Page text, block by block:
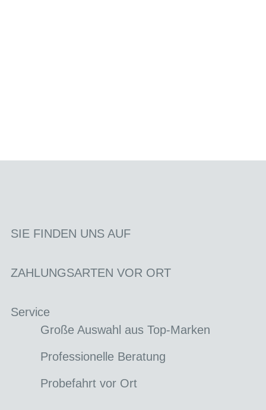
SIE FINDEN UNS AUF
ZAHLUNGSARTEN VOR ORT
Service
Große Auswahl aus Top-Marken
Professionelle Beratung
Probefahrt vor Ort